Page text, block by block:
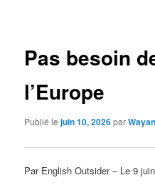
Pas besoin
l’Europe
Publié lejuin 10, 2026parWayan
Par English Outsider – Le 9